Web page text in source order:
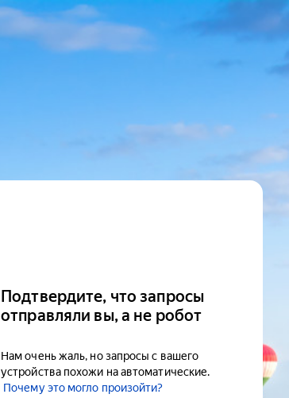
Подтвердите, что запросы
отправляли вы, а не робот
Нам очень жаль, но запросы с вашего
устройства похожи на автоматические.
Почему это могло произойти?